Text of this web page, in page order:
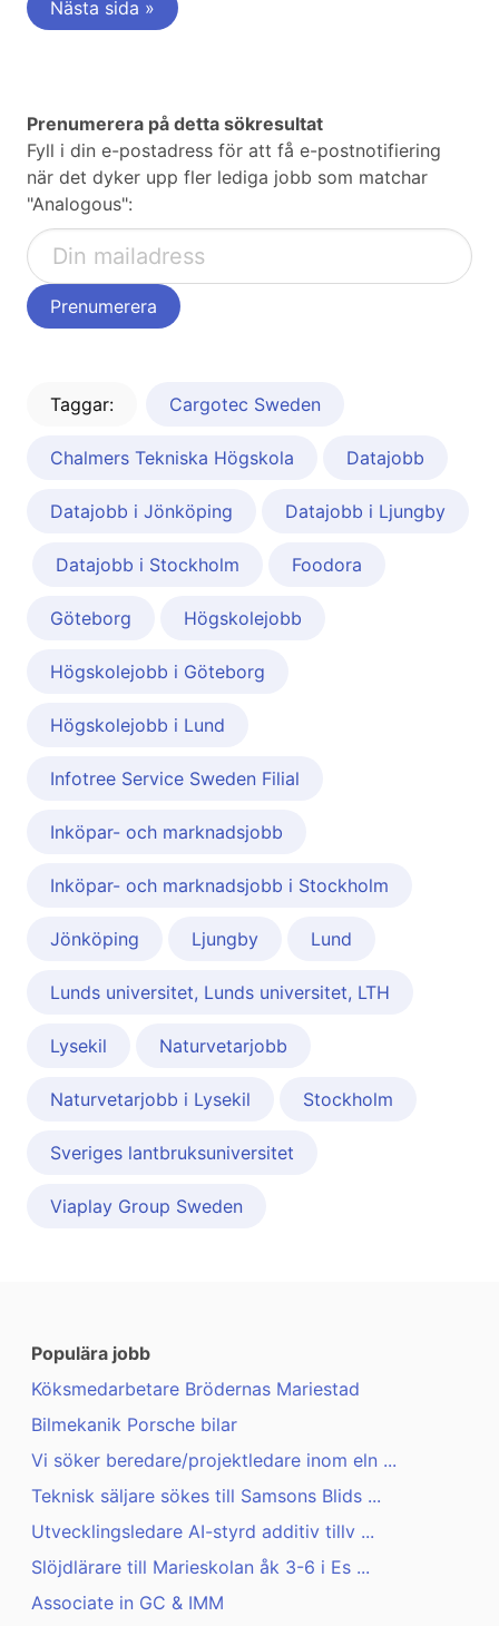
Nästa sida »
Prenumerera på detta sökresultat
Fyll i din e-postadress för att få e-postnotifiering
när det dyker upp fler lediga jobb som matchar
"Analogous":
Taggar: Cargotec Sweden
Chalmers Tekniska Högskola Datajobb
Datajobb i Jönköping Datajobb i Ljungby
Datajobb i Stockholm Foodora
Göteborg Högskolejobb
Högskolejobb i Göteborg
Högskolejobb i Lund
Infotree Service Sweden Filial
Inköpar- och marknadsjobb
Inköpar- och marknadsjobb i Stockholm
Jönköping Ljungby Lund
Lunds universitet, Lunds universitet, LTH
Lysekil Naturvetarjobb
Naturvetarjobb i Lysekil Stockholm
Sveriges lantbruksuniversitet
Viaplay Group Sweden
Populära jobb
Köksmedarbetare Brödernas Mariestad
Bilmekanik Porsche bilar
Vi söker beredare/projektledare inom eln ...
Teknisk säljare sökes till Samsons Blids ...
Utvecklingsledare AI-styrd additiv tillv ...
Slöjdlärare till Marieskolan åk 3-6 i Es ...
Associate in GC & IMM